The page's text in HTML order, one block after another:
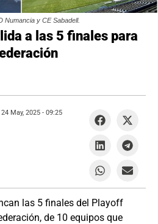
Numancia y CE Sabadell.
a las 5 finales para
las 5 finales del Playoff
de 10 equipos que
24 May, 2025 - 09:25